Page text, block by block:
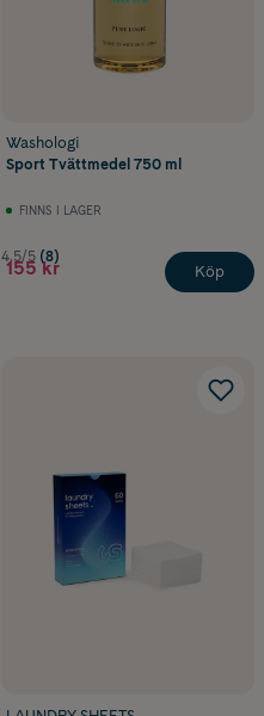
Washologi
Sport Tvättmedel 750 ml
FINNS I LAGER
4.5/5 (8)
155 kr Köp